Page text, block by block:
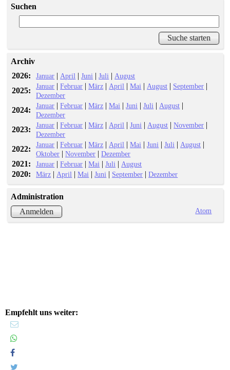
Suchen
Archiv
2026:
Januar | April |Juni |Juli | August
2025: Januar |Februar |März | April |Mai | August | September |
Dezember
2024: Januar |Februar |März |Mai |Juni |Juli | August |
Dezember
2023: Januar |Februar |März | April |Juni | August |November |
Dezember
2022: Januar |Februar |März | April |Mai |Juni |Juli | August |
Oktober |November |Dezember
2021: Januar |Februar |Mai |Juli | August
2020: März | April |Mai |Juni | September |Dezember
Administration
Anmelden
Atom
Empfehlt uns weiter: